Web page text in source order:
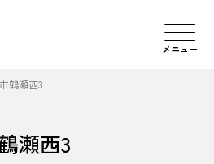
メニュー
鶴瀬西3
瀬西3